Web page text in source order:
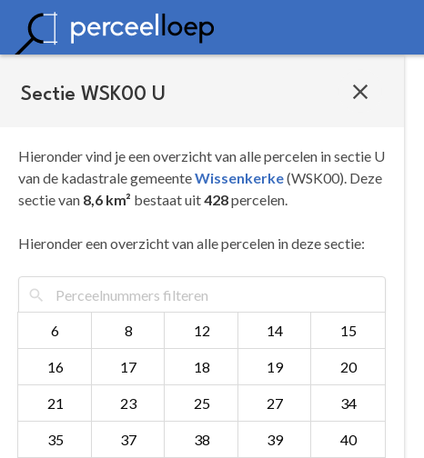
Sectie WSK00 U
Hieronder vind je een overzicht van alle percelen in sectie U
van de kadastrale gemeenteWissenkerke(WSK00). Deze
sectie van 8,6 km² bestaat uit428percelen.
Hieronder een overzicht van alle percelen in deze sectie:
6 8 12 14 15
16 17 18 19 20
21 23 25 27 34
35 37 38 39 40